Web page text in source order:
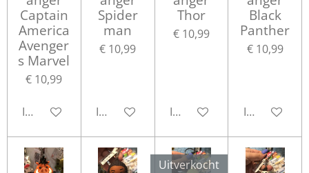
Captain
America
Avenger
s Marvel
€ 10,99
In winkelwagen
Spider
man
€ 10,99
In winkelwagen
Thor
€ 10,99
In winkelwagen
Black
Panther
€ 10,99
In
Uitverkocht